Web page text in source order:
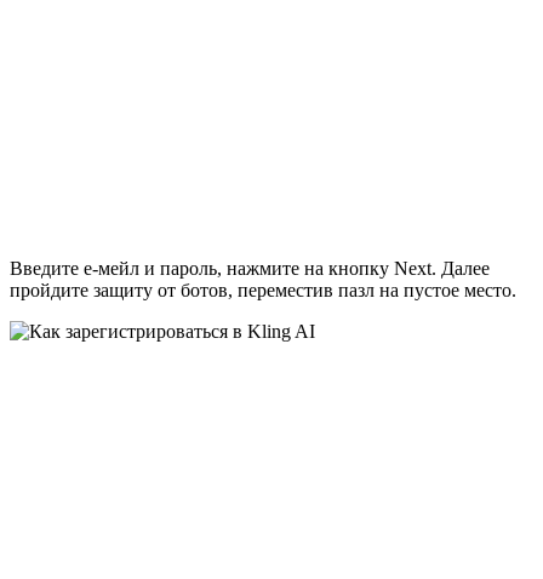
Введите е-мейл и пароль, нажмите на кнопку Next. Далее
пройдите защиту от ботов, переместив пазл на пустое место.